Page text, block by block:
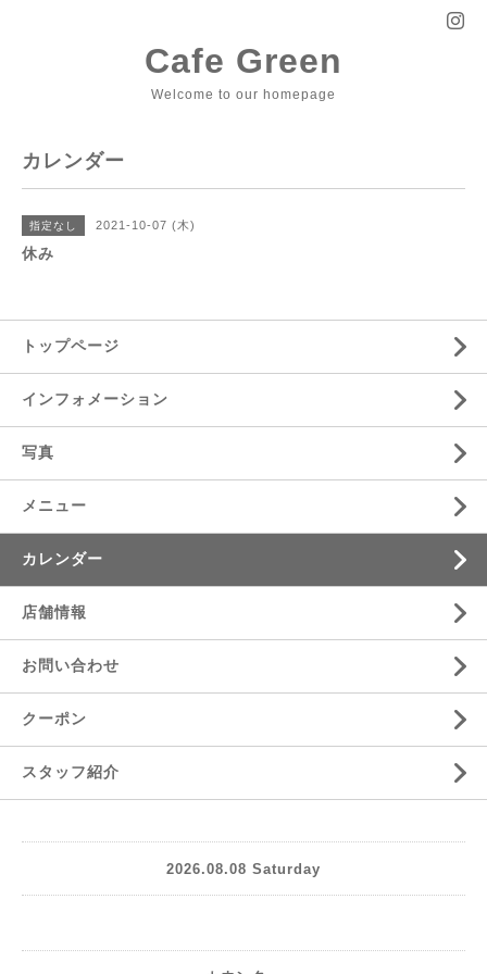
Cafe Green
Welcome to our homepage
カレンダー
指定なし 2021-10-07 (木)
休み
トップページ
インフォメーション
写真
メニュー
カレンダー
店舗情報
お問い合わせ
クーポン
スタッフ紹介
2026.08.08 Saturday